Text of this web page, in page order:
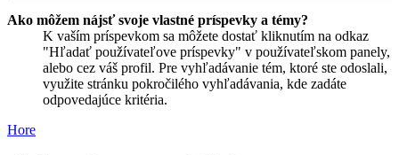
Ako môžem nájsť svoje vlastné príspevky a témy?
K vaším príspevkom sa môžete dostať kliknutím na odkaz
"Hľadať používateľove príspevky" v používateľskom panely,
alebo cez váš profil. Pre vyhľadávanie tém, ktoré ste odoslali,
využite stránku pokročilého vyhľadávania, kde zadáte
odpovedajúce kritéria.
Hore